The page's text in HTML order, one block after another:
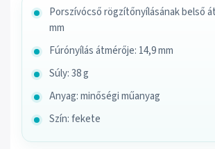
Porszívócső rögzítőnyílásának belső
mm
Fúrónyílás átmérője: 14,9 mm
Súly: 38 g
Anyag: minőségi műanyag
Szín: fekete